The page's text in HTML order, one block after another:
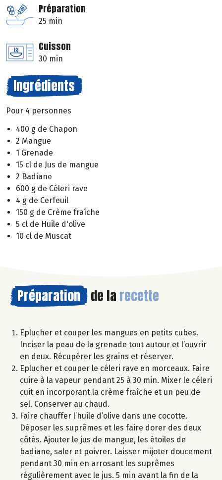
Préparation
25 min
Cuisson
30 min
Ingrédients
Pour 4 personnes
400 g de Chapon
2 Mangue
1 Grenade
15 cl de Jus de mangue
2 Badiane
600 g de Céleri rave
4 g de Cerfeuil
150 g de Crème fraîche
5 cl de Huile d'olive
10 cl de Muscat
Préparation de la recette
Eplucher et couper les mangues en petits cubes.
Inciser la peau de la grenade tout autour et l’ouvrir
en deux. Récupérer les grains et réserver.
Eplucher et couper le céleri rave en morceaux. Faire
cuire à la vapeur pendant 25 à 30 min. Mixer le céleri
cuit en incorporant la crème fraîche et un peu de
sel. Conserver au chaud.
Faire chauffer l’huile d’olive dans une cocotte.
Déposer les suprêmes et les faire dorer des deux
côtés. Ajouter le jus de mangue, les étoiles de
badiane, saler et poivrer. Laisser mijoter doucement
pendant 30 min en arrosant les suprêmes
régulièrement avec le jus. 5 min avant la fin de la